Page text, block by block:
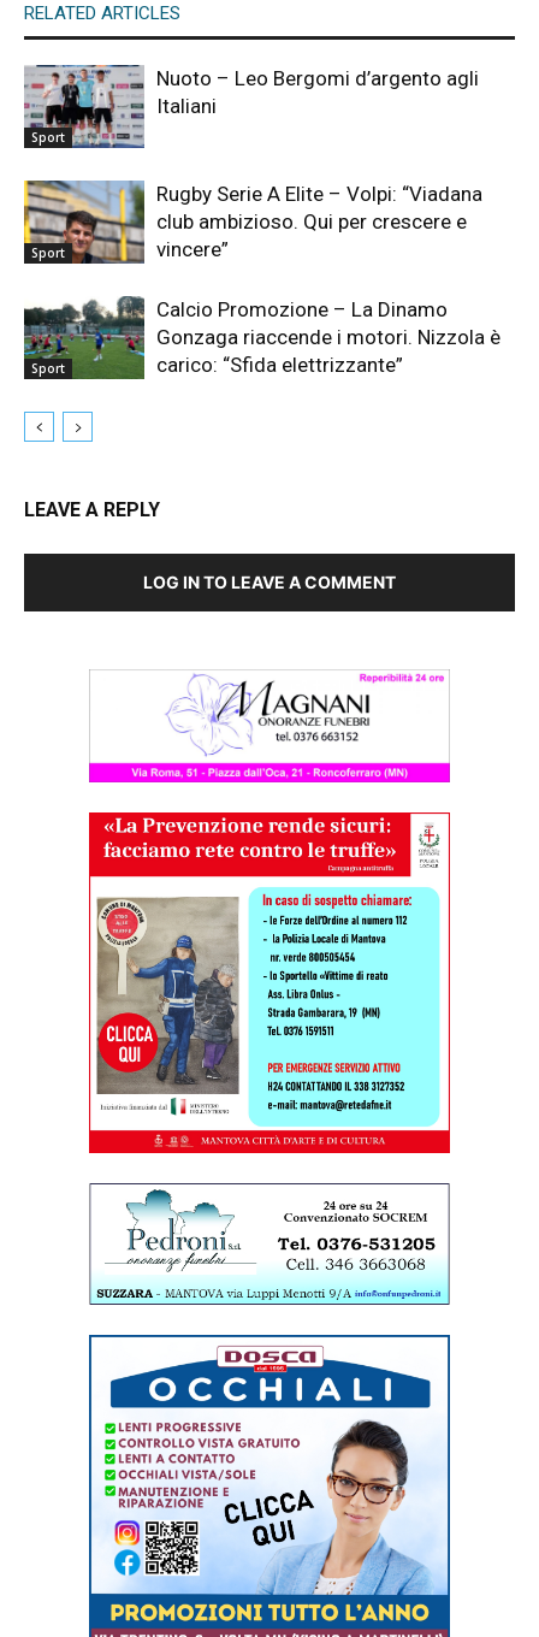
RELATED ARTICLES
Sport
Nuoto – Leo Bergomi d’argento agli
Italiani
Sport
Rugby Serie A Elite – Volpi: “Viadana
club ambizioso. Qui per crescere e
vincere”
Sport
Calcio Promozione – La Dinamo
Gonzaga riaccende i motori. Nizzola è
carico: “Sfida elettrizzante”
LEAVE A REPLY
LOG IN TO LEAVE A COMMENT